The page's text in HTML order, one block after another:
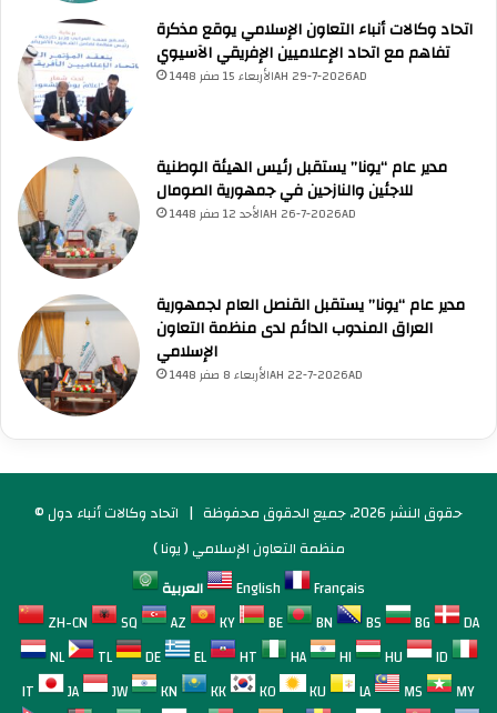
اتحاد وكالات أنباء التعاون الإسلامي يوقع مذكرة
تفاهم مع اتحاد الإعلاميين الإفريقي الآسيوي
الأربعاء 15 صفر 1448AH 29-7-2026AD
مدير عام “يونا” يستقبل رئيس الهيئة الوطنية
للاجئين والنازحين في جمهورية الصومال
الأحد 12 صفر 1448AH 26-7-2026AD
مدير عام “يونا” يستقبل القنصل العام لجمهورية
العراق المندوب الدائم لدى منظمة التعاون
الإسلامي
الأربعاء 8 صفر 1448AH 22-7-2026AD
© حقوق النشر 2026، جميع الحقوق محفوظة |
اتحاد وكالات أنباء دول
منظمة التعاون الإسلامي ( يونا )
العربية
English
Français
ZH-CN
SQ AZ KY BE BN BS BG
DA
NL
TL DE EL HT HA HI HU
ID
IT
JA JW KN KK KO KU LA MS MY